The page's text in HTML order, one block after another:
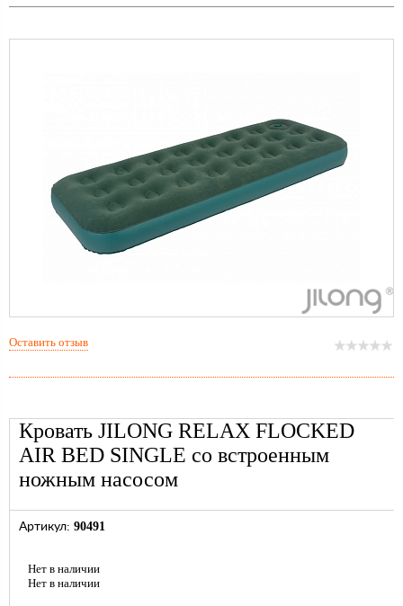
Кровать JILONG RELAX FLOCKED
AIR BED SINGLE со встроенным
ножным насосом
Артикул: 90491
Нет в наличии
Нет в наличии
Оставить отзыв